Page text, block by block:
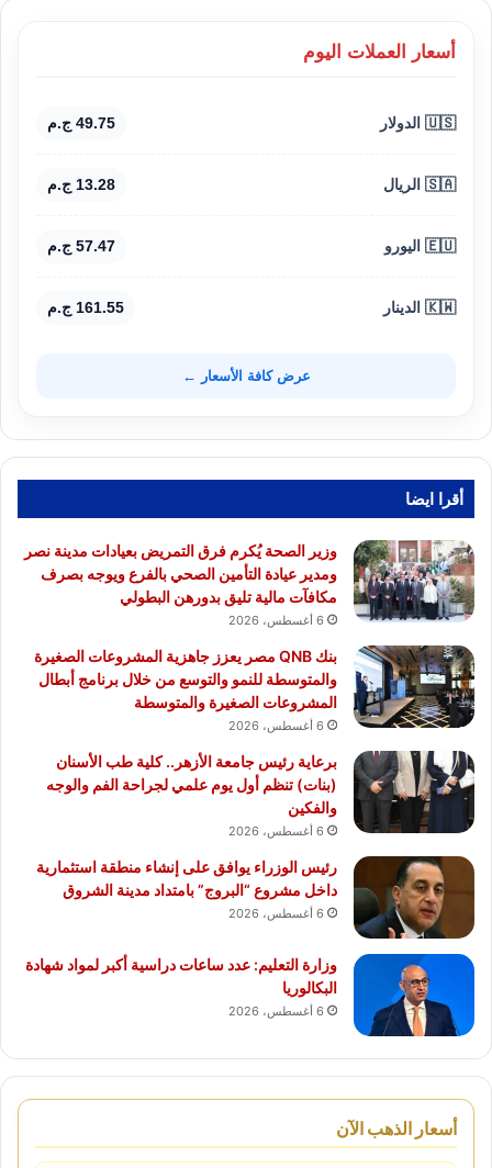
أسعار العملات اليوم
🇺🇸 الدولار 49.75 ج.م
🇸🇦 الريال 13.28 ج.م
🇪🇺 اليورو 57.47 ج.م
🇰🇼 الدينار 161.55 ج.م
عرض كافة الأسعار ←
أقرا ايضا
وزير الصحة يُكرم فرق التمريض بعيادات مدينة نصر
ومدير عيادة التأمين الصحي بالفرع ويوجه بصرف
مكافآت مالية تليق بدورهن البطولي
6 أغسطس، 2026
بنك QNB مصر يعزز جاهزية المشروعات الصغيرة
والمتوسطة للنمو والتوسع من خلال برنامج أبطال
المشروعات الصغيرة والمتوسطة
6 أغسطس، 2026
برعاية رئيس جامعة الأزهر.. كلية طب الأسنان
(بنات) تنظم أول يوم علمي لجراحة الفم والوجه
والفكين
6 أغسطس، 2026
رئيس الوزراء يوافق على إنشاء منطقة استثمارية
داخل مشروع “البروج” بامتداد مدينة الشروق
6 أغسطس، 2026
وزارة التعليم: عدد ساعات دراسية أكبر لمواد شهادة
البكالوريا
6 أغسطس، 2026
أسعار الذهب الآن